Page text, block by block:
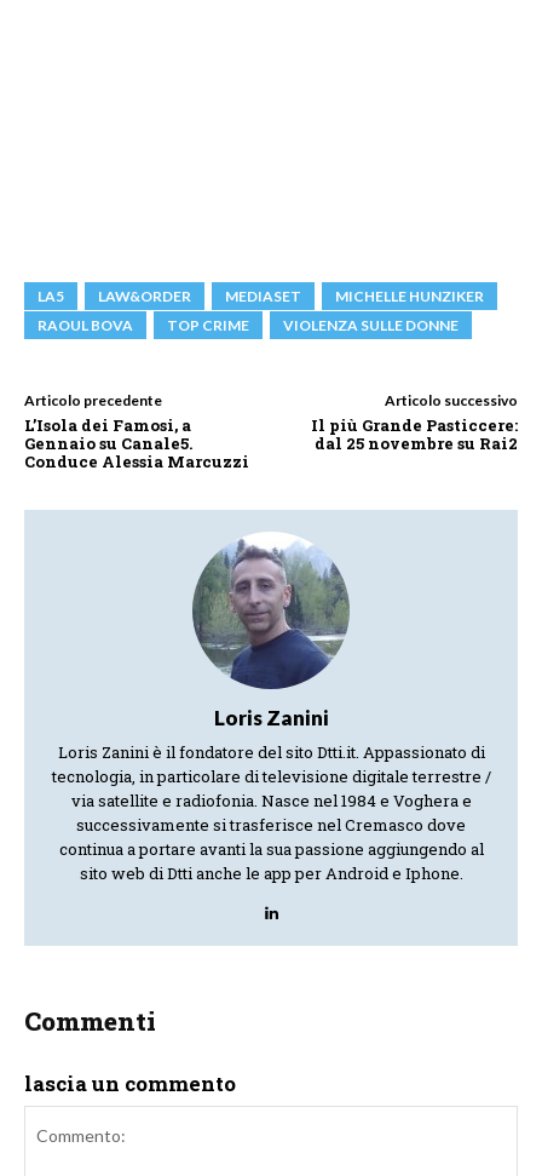
LA5 LAW&ORDER MEDIASET
MICHELLE HUNZIKER
RAOUL BOVA
TOP CRIME VIOLENZA SULLE DONNE
Articolo precedente
L’Isola dei Famosi, a
Gennaio su Canale5.
Conduce Alessia Marcuzzi
Articolo successivo
Il più Grande Pasticcere:
dal 25 novembre su Rai2
Loris Zanini
Loris Zanini è il fondatore del sito Dtti.it. Appassionato di
tecnologia, in particolare di televisione digitale terrestre /
via satellite e radiofonia. Nasce nel 1984 e Voghera e
successivamente si trasferisce nel Cremasco dove
continua a portare avanti la sua passione aggiungendo al
sito web di Dtti anche le app per Android e Iphone.
Commenti
lascia un commento